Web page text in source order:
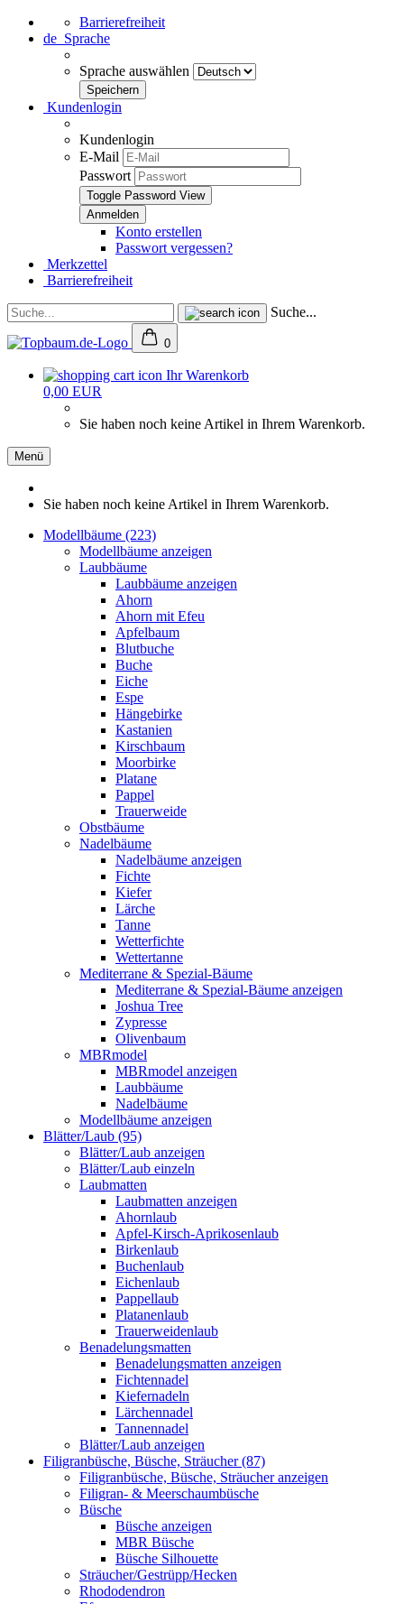
Barrierefreiheit
de Sprache
Sprache auswählen
Kundenlogin
Kundenlogin
E-Mail
Passwort
Toggle Password View
Konto erstellen
Passwort vergessen?
Merkzettel
Barrierefreiheit
Suche...
0
Ihr Warenkorb
0,00 EUR
Sie haben noch keine Artikel in Ihrem Warenkorb.
Menü
Sie haben noch keine Artikel in Ihrem Warenkorb.
Modellbäume (223)
Modellbäume anzeigen
Laubbäume
Laubbäume anzeigen
Ahorn
Ahorn mit Efeu
Apfelbaum
Blutbuche
Buche
Eiche
Espe
Hängebirke
Kastanien
Kirschbaum
Moorbirke
Platane
Pappel
Trauerweide
Obstbäume
Nadelbäume
Nadelbäume anzeigen
Fichte
Kiefer
Lärche
Tanne
Wetterfichte
Wettertanne
Mediterrane & Spezial-Bäume
Mediterrane & Spezial-Bäume anzeigen
Joshua Tree
Zypresse
Olivenbaum
MBRmodel
MBRmodel anzeigen
Laubbäume
Nadelbäume
Modellbäume anzeigen
Blätter/Laub (95)
Blätter/Laub anzeigen
Blätter/Laub einzeln
Laubmatten
Laubmatten anzeigen
Ahornlaub
Apfel-Kirsch-Aprikosenlaub
Birkenlaub
Buchenlaub
Eichenlaub
Pappellaub
Platanenlaub
Trauerweidenlaub
Benadelungsmatten
Benadelungsmatten anzeigen
Fichtennadel
Kiefernadeln
Lärchennadel
Tannennadel
Blätter/Laub anzeigen
Filigranbüsche, Büsche, Sträucher (87)
Filigranbüsche, Büsche, Sträucher anzeigen
Filigran- & Meerschaumbüsche
Büsche
Büsche anzeigen
MBR Büsche
Büsche Silhouette
Sträucher/Gestrüpp/Hecken
Rhododendron